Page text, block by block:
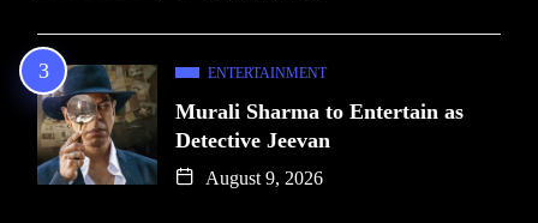
ENTERTAINMENT
Murali Sharma to Entertain as
Detective Jeevan
August 9, 2026